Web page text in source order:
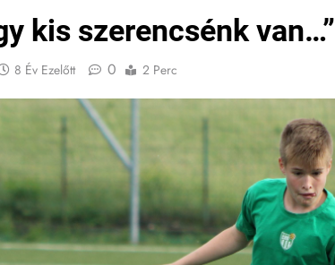
kis szerencsénk van…”
8 Év Ezelőtt 0 2 Perc